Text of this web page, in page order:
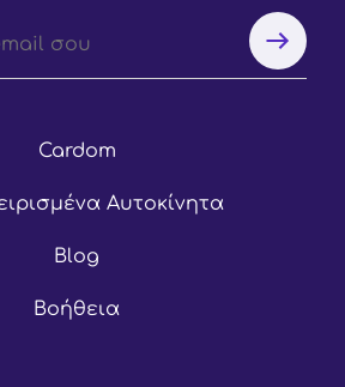
Cardom
Αυτοκίνητα
Blog
Βοήθεια